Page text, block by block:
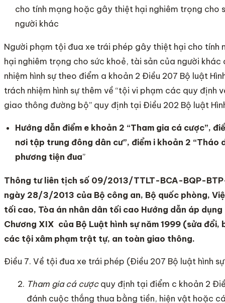
cho tính mạng hoặc gây thiệt hại nghiêm trọng cho
người khác
Người phạm tội đua xe trái phép gây thiệt hại cho tính
hại nghiêm trọng cho sức khoẻ, tài sản của người khác
nhiệm hình sự theo điểm a khoản 2 Điều 207 Bộ luật
trách nhiệm hình sự thêm về “tội vi phạm các quy định
giao thông đường bộ” quy định tại Điều 202 Bộ luật
Hướng dẫn điểm e khoản 2 “Tham gia cá cược”,
nơi tập trung đông dân cư”, điểm i khoản 2
phương tiện đua”
Thông tư liên tịch số 09/2013/TTLT-BCA-BQP-
ngày 28/3/2013 của Bộ công an, Bộ quốc phòng,
tối cao, Tòa án nhân dân tối cao Hướng dẫn áp
Chương XIX của Bộ Luật hình sự năm 1999 (sửa đổi,
các tội xâm phạm trật tự, an toàn giao thông.
Điều 7. Về tội đua xe trái phép (Điều 207 Bộ luật hình
Tham gia cá cược quy định tại điểm c khoản 2
đánh cuộc thắng thua bằng tiền, hiện vật hoặc